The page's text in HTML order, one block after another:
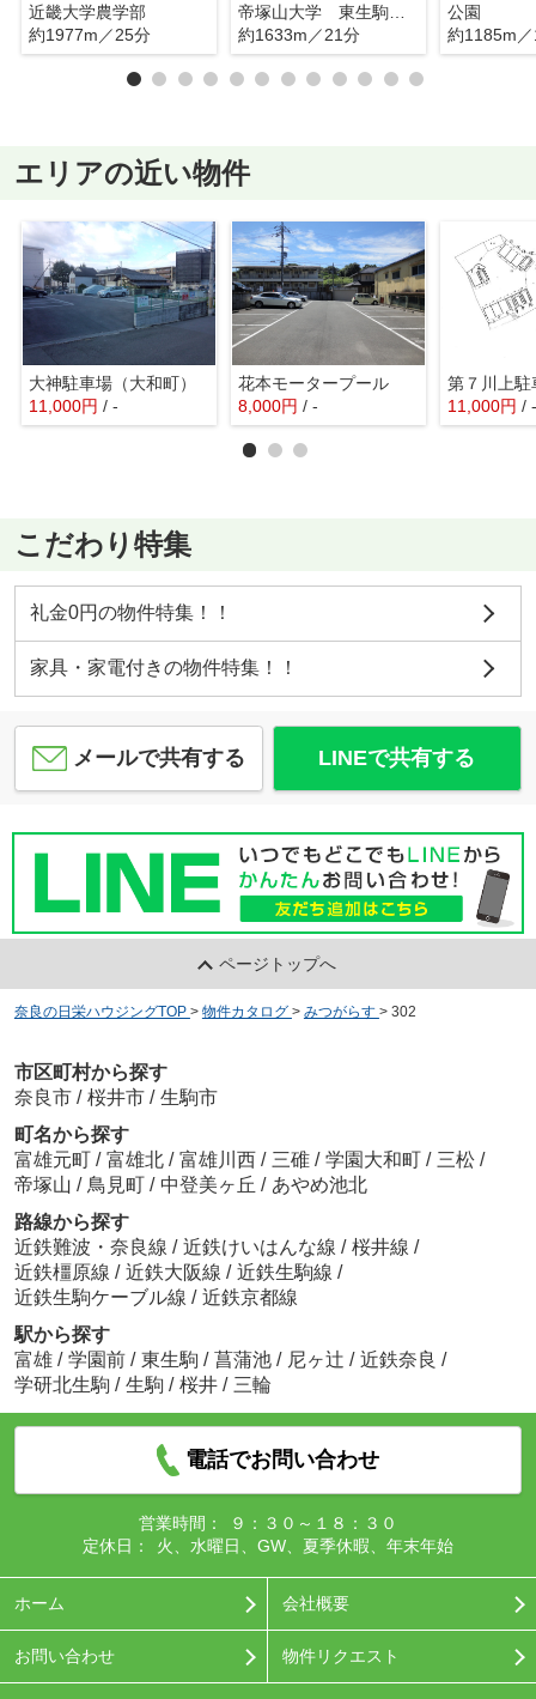
近畿大学農学部
約1977m／25分
帝塚山大学 東生駒キャンパス
約1633m／21分
公園
約1185m
エリアの近い物件
大神駐車場（大和町）
11,000円 / -
花本モータープール
8,000円 / -
第７川上駐
11,000円 / -
こだわり特集
礼金0円の物件特集！！
家具・家電付きの物件特集！！
メールで共有する LINEで共有する
ページトップへ
奈良の日栄ハウジングTOP > 物件カタログ > みつがらす > 302
市区町村から探す
奈良市 / 桜井市 / 生駒市
町名から探す
富雄元町 / 富雄北 / 富雄川西 / 三碓 / 学園大和町 / 三松 /
帝塚山 / 鳥見町 / 中登美ヶ丘 / あやめ池北
路線から探す
近鉄難波・奈良線 / 近鉄けいはんな線 / 桜井線 /
近鉄橿原線 / 近鉄大阪線 / 近鉄生駒線 /
近鉄生駒ケーブル線 / 近鉄京都線
駅から探す
富雄 / 学園前 / 東生駒 / 菖蒲池 / 尼ヶ辻 / 近鉄奈良 /
学研北生駒 / 生駒 / 桜井 / 三輪
電話でお問い合わせ
営業時間：
９：３０～１８：３０
定休日：
火、水曜日、GW、夏季休暇、年末年始
ホーム 会社概要
お問い合わせ 物件リクエスト